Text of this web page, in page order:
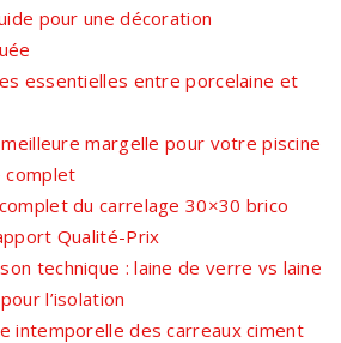
pour une décoration
essentielles entre porcelaine et
margelle pour votre piscine
complet
du carrelage 30×30 brico
Qualité-Prix
technique : laine de verre vs laine
l’isolation
intemporelle des carreaux ciment